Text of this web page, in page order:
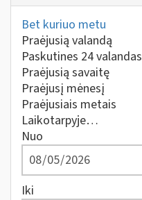
Bet kuriuo metu
Praėjusią valandą
Paskutines 24 valandas
Praėjusią savaitę
Praėjusį mėnesį
Praėjusiais metais
Laikotarpyje…
Nuo
Iki